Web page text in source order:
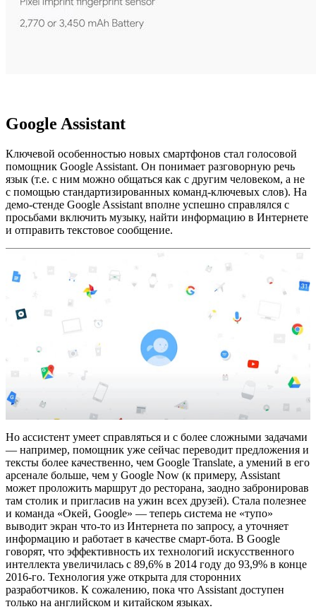
Google Assistant
Ключевой особенностью новых смартфонов стал голосовой
помощник Google Assistant. Он понимает разговорную речь
язык (т.е. с ним можно общаться как с другим человеком, а не
с помощью стандартизированных команд-ключевых слов). На
демо-стенде Google Assistant вполне успешно справлялся с
просьбами включить музыку, найти информацию в Интернете
и отправить текстовое сообщение.
Но ассистент умеет справляться и с более сложными задачами
— например, помощник уже сейчас переводит предложения и
тексты более качественно, чем Google Translate, а умений в его
арсенале больше, чем у Google Now (к примеру, Assistant
может проложить маршрут до ресторана, заодно забронировав
там столик и пригласив на ужин всех друзей). Стала полезнее
и команда «Окей, Google» — теперь система не «тупо»
выводит экран что-то из Интернета по запросу, а уточняет
информацию и работает в качестве смарт-бота. В Google
говорят, что эффективность их технологий искусственного
интеллекта увеличилась с 89,6% в 2014 году до 93,9% в конце
2016-го. Технология уже открыта для сторонних
разработчиков. К сожалению, пока что Assistant доступен
только на английском и китайском языках.